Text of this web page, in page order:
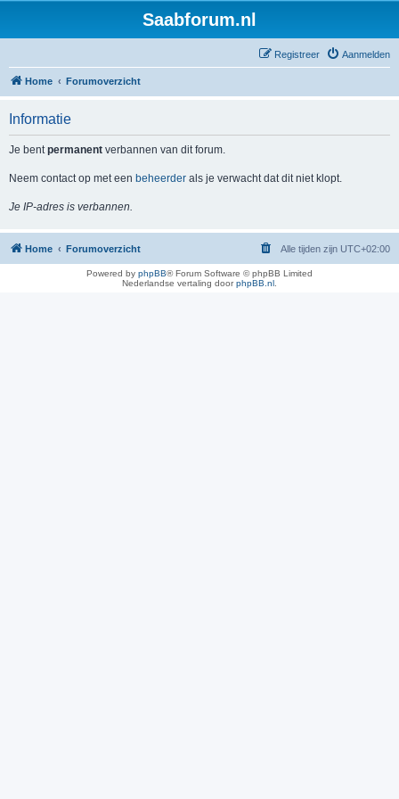
Saabforum.nl
Aanmelden
Registreer
Home Forumoverzicht
Informatie
Je bentpermanent verbannen van dit forum.
Neem contact op met een beheerder als je verwacht dat dit niet klopt.
Je IP-adres is verbannen.
Home Forumoverzicht Alle tijden zijn UTC+02:00
Powered by phpBB® Forum Software © phpBB Limited
Nederlandse vertaling doorphpBB.nl